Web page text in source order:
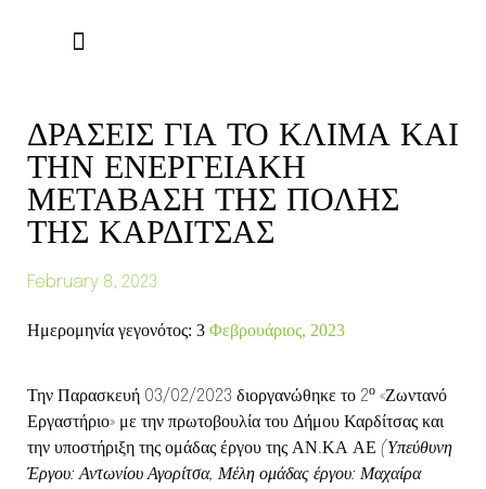
ΔΡΑΣΕΙΣ ΓΙΑ ΤΟ ΚΛΙΜΑ ΚΑΙ
ΤΗΝ ΕΝΕΡΓΕΙΑΚΗ
ΜΕΤΑΒΑΣΗ ΤΗΣ ΠΟΛΗΣ
ΤΗΣ ΚΑΡΔΙΤΣΑΣ
February 8, 2023
Ημερομηνία γεγονότος: 3 Φεβρουάριος, 2023
Την Παρασκευή 03/02/2023 διοργανώθηκε το 2ο «Ζωντανό
Εργαστήριο» με την πρωτοβουλία του Δήμου Καρδίτσας και
την υποστήριξη της ομάδας έργου της ΑΝ.ΚΑ ΑΕ (Υπεύθυνη
Έργου: Αντωνίου Αγορίτσα, Μέλη ομάδας έργου: Μαχαίρα